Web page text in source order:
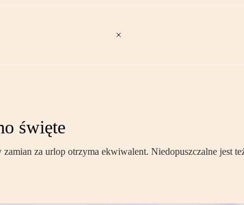
święte
za urlop otrzyma ekwiwalent. Niedopuszczalne jest